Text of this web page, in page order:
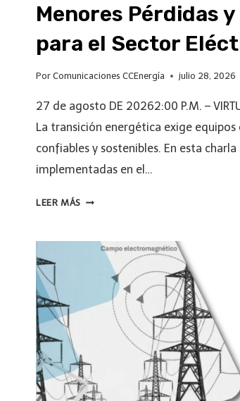
Menores Pérdidas
para el Sector
Por Comunicaciones CCEnergía julio 28, 2026
27 de agosto DE 20262:00 P.M. –
La transición energética exige
confiables y sostenibles. En esta
implementadas en el…
LEER MÁS